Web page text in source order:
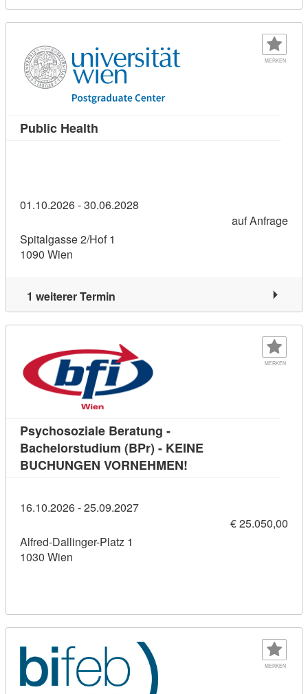
MERKEN
Public Health
01.10.2026 - 30.06.2028
auf Anfrage
Spitalgasse 2/Hof 1
1090 Wien
1 weiterer Termin
MERKEN
Psychosoziale Beratung -
Bachelorstudium (BPr) - KEINE
BUCHUNGEN VORNEHMEN!
16.10.2026 - 25.09.2027
€ 25.050,00
Alfred-Dallinger-Platz 1
1030 Wien
MERKEN